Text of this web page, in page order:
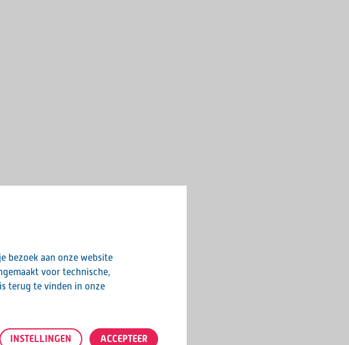
bezoek aan onze website
voor technische,
terug te vinden in onze
INSTELLINGEN ACCEPTEER